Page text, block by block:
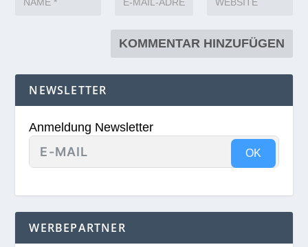
NEWSLETTER
Anmeldung Newsletter
OK
WERBEPARTNER